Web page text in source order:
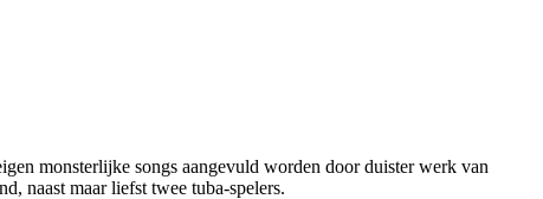
monsterlijke songs aangevuld worden door duister werk van
naast maar liefst twee tuba-spelers.